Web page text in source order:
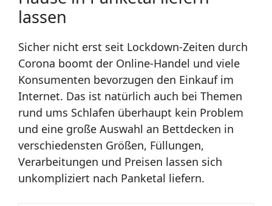
lassen
Sicher nicht erst seit Lockdown-Zeiten durch
Corona boomt der Online-Handel und viele
Konsumenten bevorzugen den Einkauf im
Internet. Das ist natürlich auch bei Themen
rund ums Schlafen überhaupt kein Problem
und eine große Auswahl an Bettdecken in
verschiedensten Größen, Füllungen,
Verarbeitungen und Preisen lassen sich
unkompliziert nach Panketal liefern.